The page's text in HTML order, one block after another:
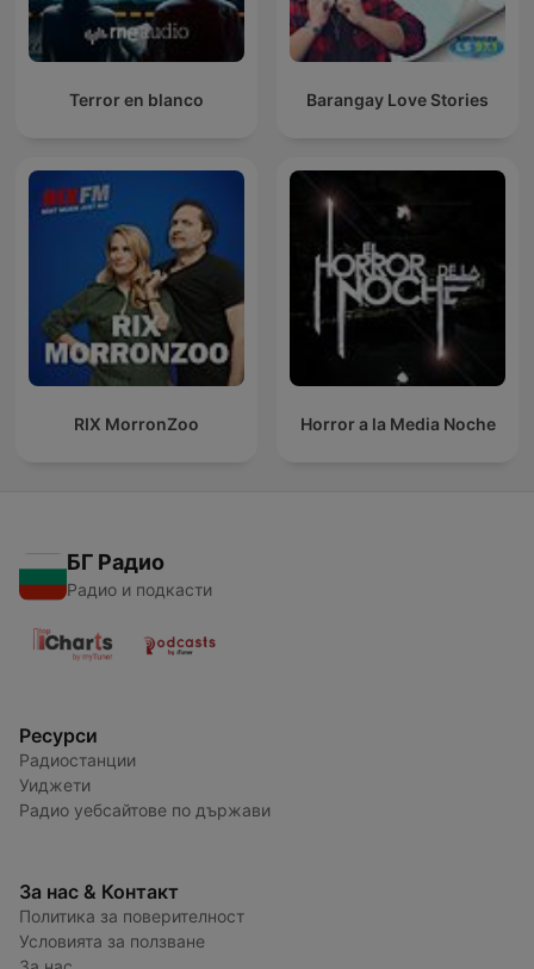
Terror en blanco Barangay Love Stories
RIX MorronZoo Horror a la Media Noche
БГ Радио
Радио и подкасти
Ресурси
Радиостанции
Уиджети
Радио уебсайтове по държави
За нас & Контакт
Политика за поверителност
Условията за ползване